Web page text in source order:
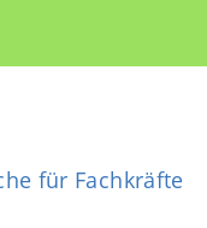
für Fachkräfte